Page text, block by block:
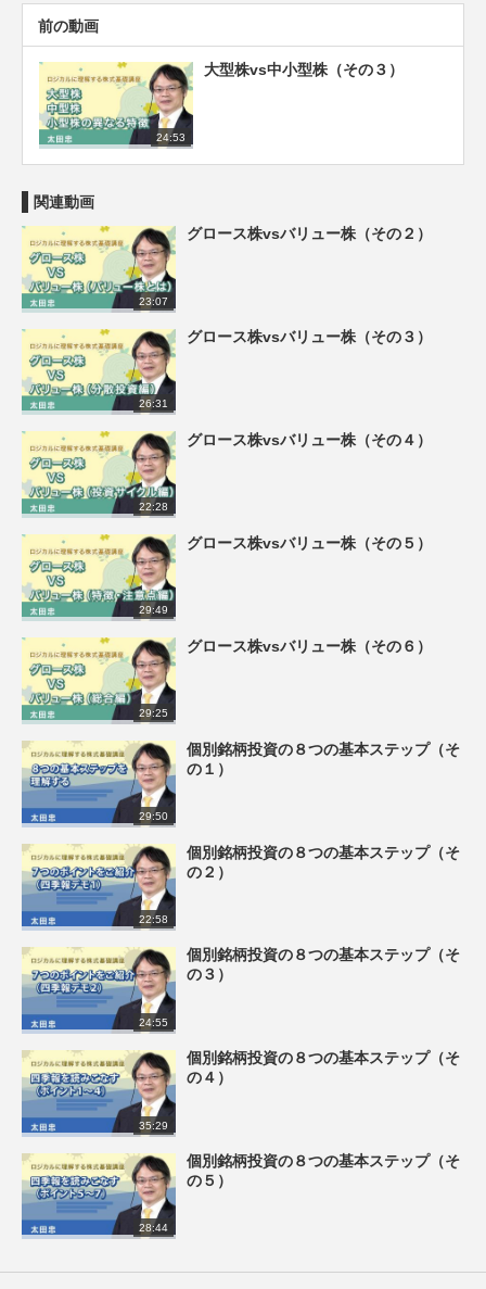
前の動画
24:53
大型株vs中小型株（その３）
関連動画
23:07
グロース株vsバリュー株（その２）
26:31
グロース株vsバリュー株（その３）
22:28
グロース株vsバリュー株（その４）
29:49
グロース株vsバリュー株（その５）
29:25
グロース株vsバリュー株（その６）
29:50
個別銘柄投資の８つの基本ステップ（そ
の１）
22:58
個別銘柄投資の８つの基本ステップ（そ
の２）
24:55
個別銘柄投資の８つの基本ステップ（そ
の３）
35:29
個別銘柄投資の８つの基本ステップ（そ
の４）
28:44
個別銘柄投資の８つの基本ステップ（そ
の５）